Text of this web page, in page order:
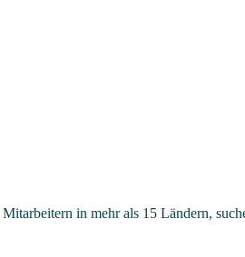
in mehr als 15 Ländern,